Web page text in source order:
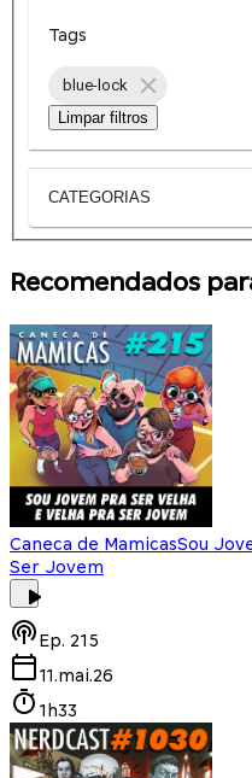
Tags
blue-lock
Limpar filtros
CATEGORIAS
Recomendados
Caneca de MamicasSou
Ser Jovem
Ep. 215
11.mai.26
1h33